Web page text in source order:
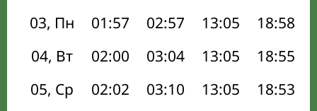
03, Пн
01:57 02:57 13:05 18:58
04, Вт
02:00 03:04 13:05 18:55
05, Ср
02:02 03:10 13:05 18:53